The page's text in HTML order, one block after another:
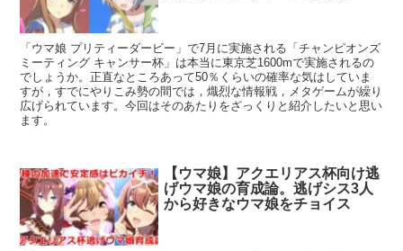
「ウマ娘 プリティーダービー」で7月に実施される「チャンピオンズ
ミーティング キャンサー杯」は本当に東京芝1600mで実施されるの
でしょうか。正直なところあって50％くらいの確率な気はしていま
すが，すでにやりこみ勢の間では，熾烈な情報戦，メタゲームが繰り
広げられています。今回はそのあたりをざっくりと紹介したいと思い
ます。
【ウマ娘】アクエリアス杯向け逃
げウマ娘の育成論。逃げシス3人
から好きなウマ娘をチョイス